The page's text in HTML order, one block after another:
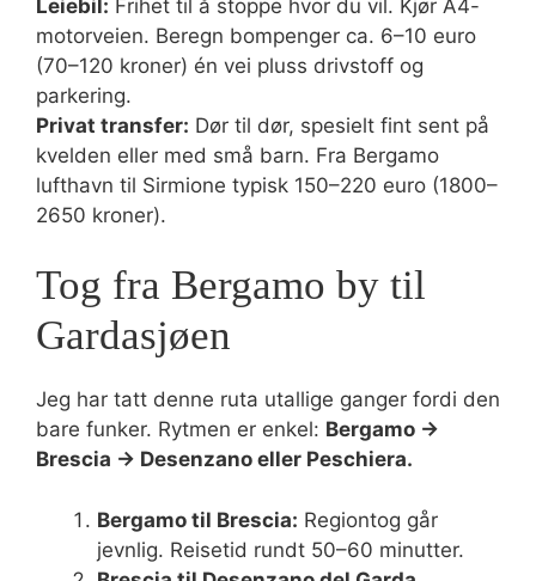
Leiebil: Frihet til å stoppe hvor du vil. Kjør A4-
motorveien. Beregn bompenger ca. 6–10 euro
(70–120 kroner) én vei pluss drivstoff og
parkering.
Privat transfer: Dør til dør, spesielt fint sent på
kvelden eller med små barn. Fra Bergamo
lufthavn til Sirmione typisk 150–220 euro (1800–
2650 kroner).
Tog fra Bergamo by til
Gardasjøen
Jeg har tatt denne ruta utallige ganger fordi den
bare funker. Rytmen er enkel: Bergamo →
Brescia → Desenzano eller Peschiera.
Bergamo til Brescia: Regiontog går
jevnlig. Reisetid rundt 50–60 minutter.